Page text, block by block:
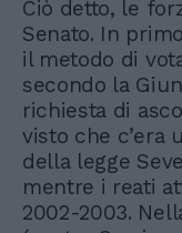
Ciò detto, le
Senato. In
il metodo di
secondo la
richiesta di
visto che c’era
della legge
mentre i reati
2002-2003.